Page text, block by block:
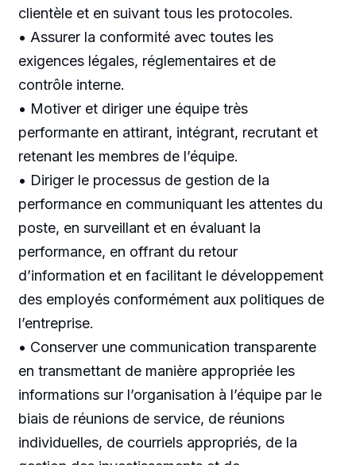
clientèle et en suivant tous les protocoles.
• Assurer la conformité avec toutes les
exigences légales, réglementaires et de
contrôle interne.
• Motiver et diriger une équipe très
performante en attirant, intégrant, recrutant et
retenant les membres de l’équipe.
• Diriger le processus de gestion de la
performance en communiquant les attentes du
poste, en surveillant et en évaluant la
performance, en offrant du retour
d’information et en facilitant le développement
des employés conformément aux politiques de
l’entreprise.
• Conserver une communication transparente
en transmettant de manière appropriée les
informations sur l’organisation à l’équipe par le
biais de réunions de service, de réunions
individuelles, de courriels appropriés, de la